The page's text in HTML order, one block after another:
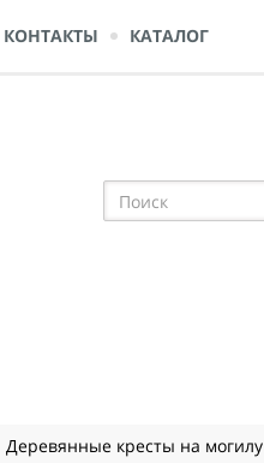
КОНТАКТЫ КАТАЛОГ
Деревянные кресты на могилу